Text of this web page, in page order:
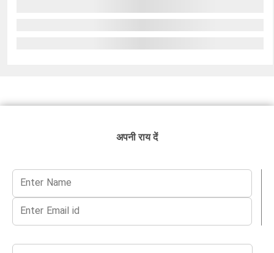
अपनी राय दें